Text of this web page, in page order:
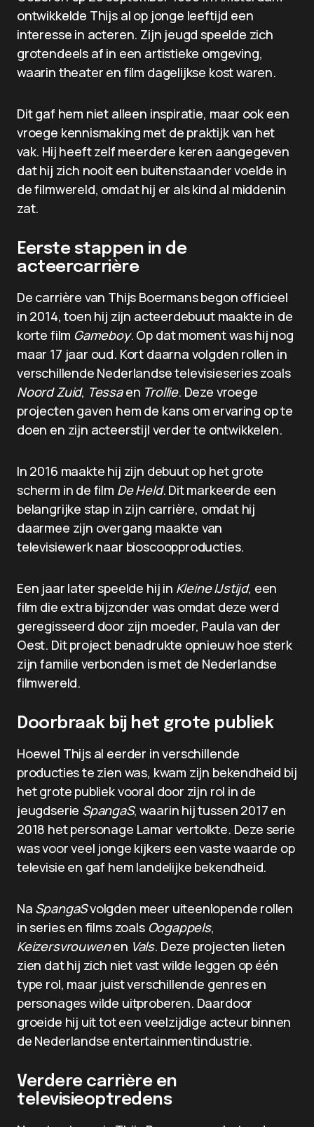
ontwikkelde Thijs al op jonge leeftijd een
interesse in acteren. Zijn jeugd speelde zich
grotendeels af in een artistieke omgeving,
waarin theater en film dagelijkse kost waren.
Dit gaf hem niet alleen inspiratie, maar ook een
vroege kennismaking met de praktijk van het
vak. Hij heeft zelf meerdere keren aangegeven
dat hij zich nooit een buitenstaander voelde in
de filmwereld, omdat hij er als kind al middenin
zat.
Eerste stappen in de
acteercarrière
De carrière van Thijs Boermans begon officieel
in 2014, toen hij zijn acteerdebuut maakte in de
korte film Gameboy. Op dat moment was hij nog
maar 17 jaar oud. Kort daarna volgden rollen in
verschillende Nederlandse televisieseries zoals
Noord Zuid, Tessaen Trollie. Deze vroege
projecten gaven hem de kans om ervaring op te
doen en zijn acteerstijl verder te ontwikkelen.
In 2016 maakte hij zijn debuut op het grote
scherm in de film De Held. Dit markeerde een
belangrijke stap in zijn carrière, omdat hij
daarmee zijn overgang maakte van
televisiewerk naar bioscoopproducties.
Een jaar later speelde hij in Kleine IJstijd, een
film die extra bijzonder was omdat deze werd
geregisseerd door zijn moeder, Paula van der
Oest. Dit project benadrukte opnieuw hoe sterk
zijn familie verbonden is met de Nederlandse
filmwereld.
Doorbraak bij het grote publiek
Hoewel Thijs al eerder in verschillende
producties te zien was, kwam zijn bekendheid bij
het grote publiek vooral door zijn rol in de
jeugdserie SpangaS, waarin hij tussen 2017 en
2018 het personage Lamar vertolkte. Deze serie
was voor veel jonge kijkers een vaste waarde op
televisie en gaf hem landelijke bekendheid.
Na SpangaSvolgden meer uiteenlopende rollen
in series en films zoals Oogappels,
Keizersvrouwenen Vals. Deze projecten lieten
zien dat hij zich niet vast wilde leggen op één
type rol, maar juist verschillende genres en
personages wilde uitproberen. Daardoor
groeide hij uit tot een veelzijdige acteur binnen
de Nederlandse entertainmentindustrie.
Verdere carrière en
televisieoptredens